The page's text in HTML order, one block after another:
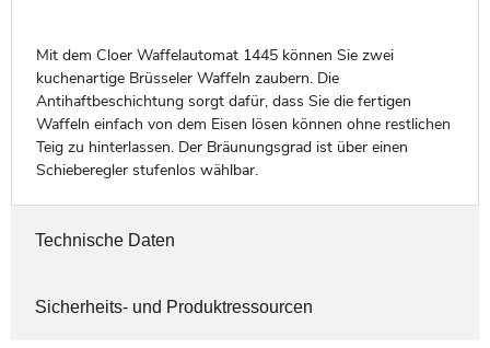
Mit dem Cloer Waffelautomat 1445 können Sie zwei
kuchenartige Brüsseler Waffeln zaubern. Die
Antihaftbeschichtung sorgt dafür, dass Sie die fertigen
Waffeln einfach von dem Eisen lösen können ohne restlichen
Teig zu hinterlassen. Der Bräunungsgrad ist über einen
Schieberegler stufenlos wählbar.
Technische Daten
Sicherheits- und Produktressourcen